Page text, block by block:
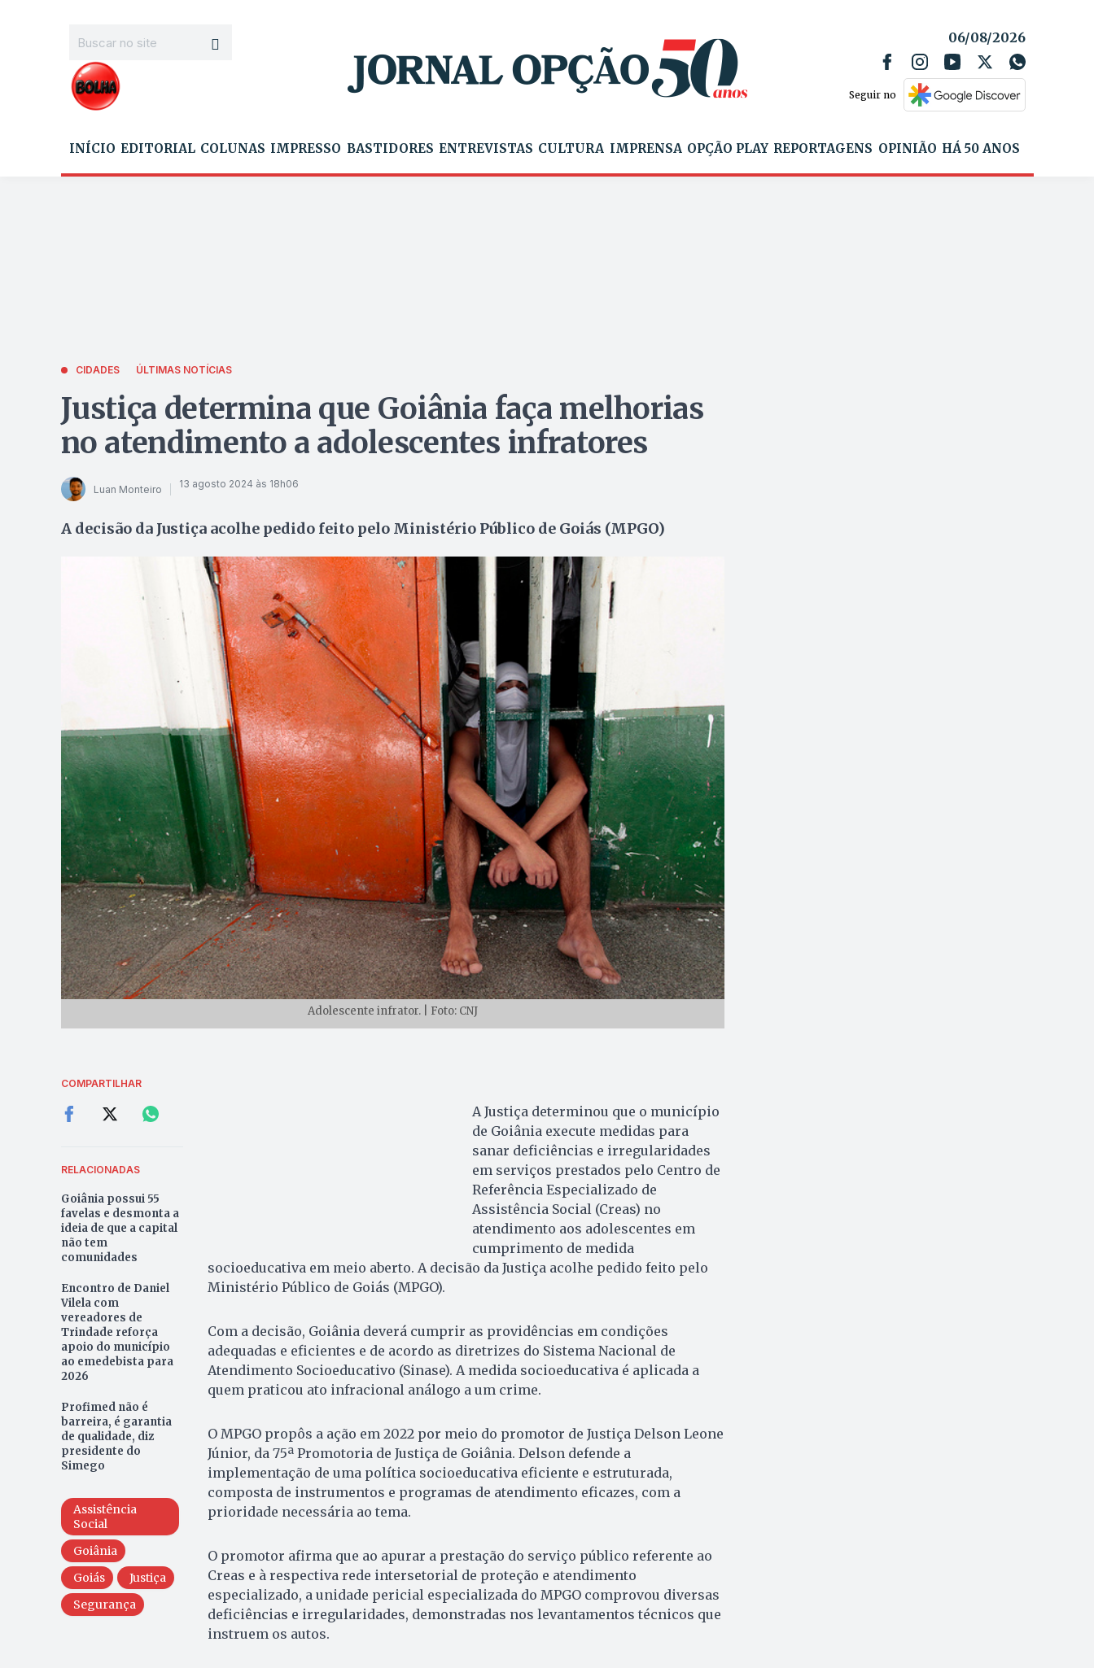
06/08/2026
Seguir no
INÍCIO EDITORIAL COLUNAS IMPRESSO BASTIDORES ENTREVISTAS CULTURA IMPRENSA OPÇÃO PLAY REPORTAGENS OPINIÃO HÁ 50 ANOS
CIDADES ÚLTIMAS NOTÍCIAS
Justiça determina que Goiânia faça melhorias
no atendimento a adolescentes infratores
Luan Monteiro 13 agosto 2024 às 18h06
A decisão da Justiça acolhe pedido feito pelo Ministério Público de Goiás (MPGO)
Adolescente infrator. | Foto: CNJ
COMPARTILHAR
RELACIONADAS
Goiânia possui 55
favelas e desmonta a
ideia de que a capital
não tem
comunidades
Encontro de Daniel
Vilela com
vereadores de
Trindade reforça
apoio do município
ao emedebista para
2026
Profimed não é
barreira, é garantia
de qualidade, diz
presidente do
Simego
Assistência
Social
Goiânia
Goiás
Justiça
Segurança
A Justiça determinou que o município
de Goiânia execute medidas para
sanar deficiências e irregularidades
em serviços prestados pelo Centro de
Referência Especializado de
Assistência Social (Creas) no
atendimento aos adolescentes em
cumprimento de medida
socioeducativa em meio aberto. A decisão da Justiça acolhe pedido feito pelo
Ministério Público de Goiás (MPGO).
Com a decisão, Goiânia deverá cumprir as providências em condições
adequadas e eficientes e de acordo as diretrizes do Sistema Nacional de
Atendimento Socioeducativo (Sinase). A medida socioeducativa é aplicada a
quem praticou ato infracional análogo a um crime.
O MPGO propôs a ação em 2022 por meio do promotor de Justiça Delson Leone
Júnior, da 75ª Promotoria de Justiça de Goiânia. Delson defende a
implementação de uma política socioeducativa eficiente e estruturada,
composta de instrumentos e programas de atendimento eficazes, com a
prioridade necessária ao tema.
O promotor afirma que ao apurar a prestação do serviço público referente ao
Creas e à respectiva rede intersetorial de proteção e atendimento
especializado, a unidade pericial especializada do MPGO comprovou diversas
deficiências e irregularidades, demonstradas nos levantamentos técnicos que
instruem os autos.